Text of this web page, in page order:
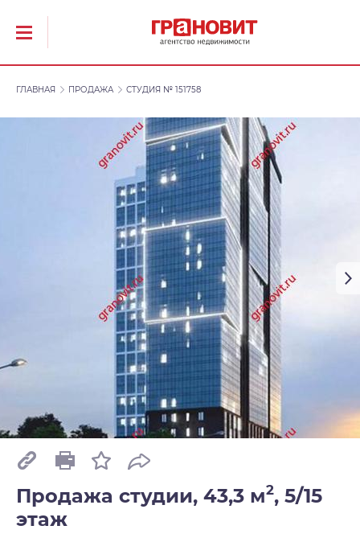
ГЛАВНАЯ ПРОДАЖА СТУДИЯ № 151758
Продажа студии, 43,3 м2, 5/15
этаж